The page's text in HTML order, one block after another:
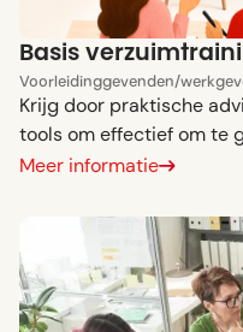
Basis
Voorleidinggevenden/
Krijg door praktische
tools om effectief om te
Meer informatie